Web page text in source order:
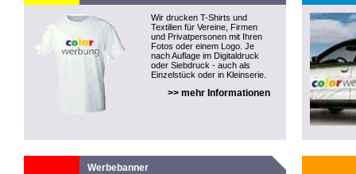
Wir drucken T-Shirts und
Textilien für Vereine, Firmen
und Privatpersonen mit Ihren
Fotos oder einem Logo. Je
nach Auflage im Digitaldruck
oder Siebdruck - auch als
Einzelstück oder in Kleinserie.
>> mehr Informationen
Werbebanner